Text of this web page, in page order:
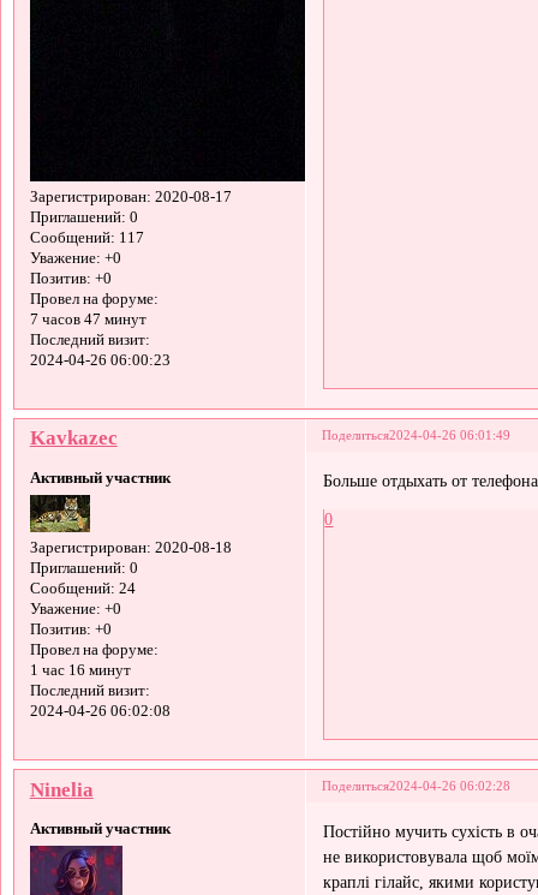
Зарегистрирован: 2020-08-17
Приглашений: 0
Сообщений: 117
Уважение: +0
Позитив: +0
Провел на форуме:
7 часов 47 минут
Последний визит:
2024-04-26 06:00:23
Поделиться2024-04-26 06:01:49
Kavkazec
Активный участник
Зарегистрирован: 2020-08-18
Приглашений: 0
Сообщений: 24
Уважение: +0
Позитив: +0
Провел на форуме:
1 час 16 минут
Последний визит:
2024-04-26 06:02:08
Больше отдыхать от
0
Поделиться2024-04-26 06:02:28
Ninelia
Активный участник
Постійно мучить сухість в
не використовувала щоб
краплі гілайс, якими